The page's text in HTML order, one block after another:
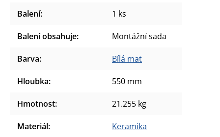
Balení: 1 ks
Balení obsahuje: Montážní sada
Barva: Bílá mat
Hloubka: 550 mm
Hmotnost: 21.255 kg
Materiál: Keramika